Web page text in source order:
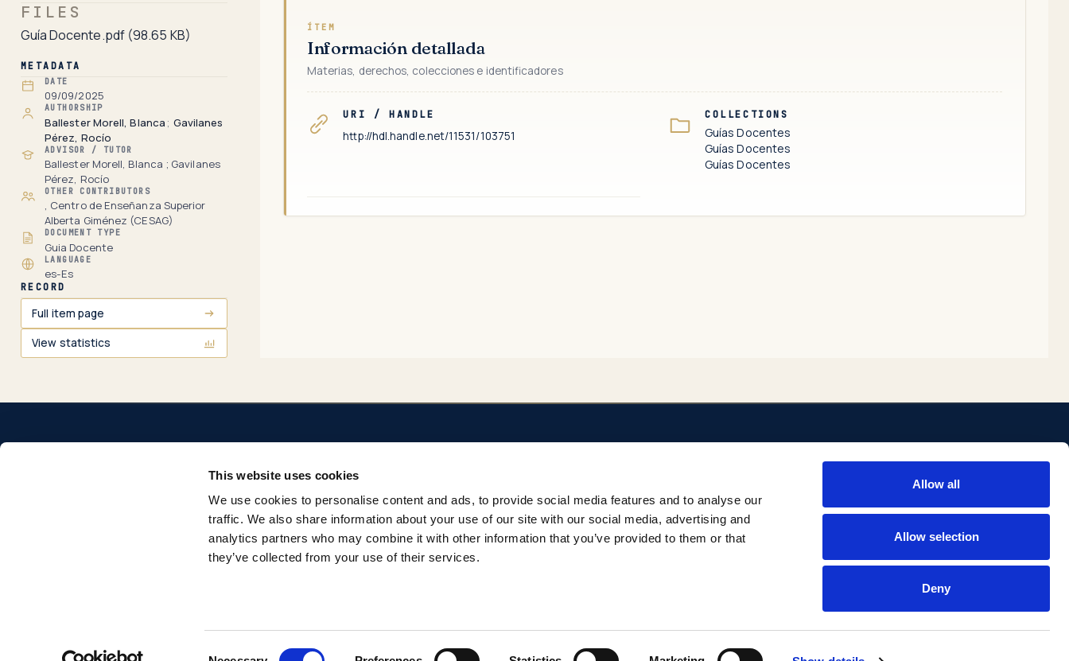
This website uses cookies
We use cookies to personalise content and ads, to provide social media features and to analyse our
traffic. We also share information about your use of our site with our social media, advertising and
analytics partners who may combine it with other information that you’ve provided to them or that
they’ve collected from your use of their services.
Allow all
Allow selection
Deny
FILES
Guía Docente.pdf (98.65 KB)
METADATA
DATE
09/09/2025
AUTHORSHIP
Ballester Morell, Blanca ; Gavilanes
Pérez, Rocío
ADVISOR / TUTOR
Ballester Morell, Blanca ; Gavilanes
Pérez, Rocío
OTHER CONTRIBUTORS
, Centro de Enseñanza Superior
Alberta Giménez (CESAG)
DOCUMENT TYPE
Guia Docente
LANGUAGE
es-Es
RECORD
Full item page
View statistics
ÍTEM
Información detallada
Materias, derechos, colecciones e identificadores
URI / HANDLE
http://hdl.handle.net/11531/103751
COLLECTIONS
Guías Docentes
Guías Docentes
Guías Docentes
Comillas. Acceso abierto a la producción académica e
Términos
Contacto
Investigación Comillas
© 2026 Universidad Pontificia Comillas. Todos los derechos reservados.